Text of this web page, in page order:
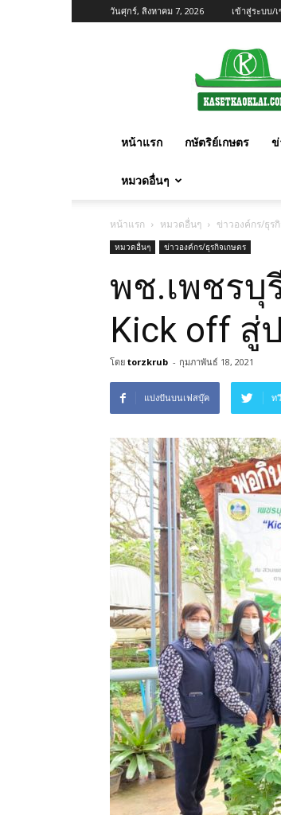
วันศุกร์, สิงหาคม 7, 2026 เข้าสู่ระบบ/
หน้าแรก กษัตริย์เกษตร
หมวดอื่นๆ
หน้าแรก หมวดอื่นๆ ข่าวองค์กร/ธุร
หมวดอื่นๆ ข่าวองค์กร/ธุรกิจเกษตร
พช.เพชรบุ
Kick off สู่
โดย torzkrub - กุมภาพันธ์ 18, 2021
แบ่งปันบนเฟสบุ๊ค ท